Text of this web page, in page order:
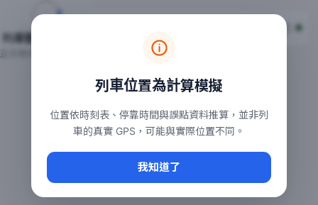
台鐵列車即時位置地圖
本頁顯示目前全台鐵運行中的列車位置，涵蓋自強、普悠瑪、
常用查詢：
、台中車站即時動態
台鐵即時動態
列車位置為計算模擬
位置依時刻表、停靠時間與誤點資料推算，並非列
車的真實 GPS，可能與實際位置不同。
我知道了
列車動態載入中…